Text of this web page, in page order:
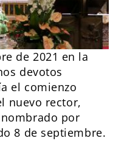
de 2021 en la
devotos
el comienzo
nuevo rector,
por
8 de septiembre.